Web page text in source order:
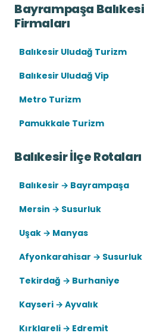
Bayrampaşa
Firmaları
Balıkesir Uludağ Turizm
Balıkesir Uludağ Vip
Metro Turizm
Pamukkale Turizm
Balıkesir İlçe Rotaları
Balıkesir → Bayrampaşa
Mersin → Susurluk
Uşak → Manyas
Afyonkarahisar → Susurluk
Tekirdağ → Burhaniye
Kayseri → Ayvalık
Kırklareli → Edremit